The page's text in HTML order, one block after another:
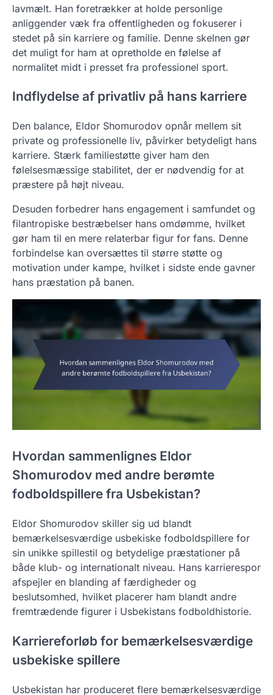
lavmælt. Han foretrækker at holde personlige
anliggender væk fra offentligheden og fokuserer i
stedet på sin karriere og familie. Denne skelnen gør
det muligt for ham at opretholde en følelse af
normalitet midt i presset fra professionel sport.
Indflydelse af privatliv på hans karriere
Den balance, Eldor Shomurodov opnår mellem sit
private og professionelle liv, påvirker betydeligt hans
karriere. Stærk familiestøtte giver ham den
følelsesmæssige stabilitet, der er nødvendig for at
præstere på højt niveau.
Desuden forbedrer hans engagement i samfundet og
filantropiske bestræbelser hans omdømme, hvilket
gør ham til en mere relaterbar figur for fans. Denne
forbindelse kan oversættes til større støtte og
motivation under kampe, hvilket i sidste ende gavner
hans præstation på banen.
Hvordan sammenlignes Eldor
Shomurodov med andre berømte
fodboldspillere fra Usbekistan?
Eldor Shomurodov skiller sig ud blandt
bemærkelsesværdige usbekiske fodboldspillere for
sin unikke spillestil og betydelige præstationer på
både klub- og internationalt niveau. Hans karrierespor
afspejler en blanding af færdigheder og
beslutsomhed, hvilket placerer ham blandt andre
fremtrædende figurer i Usbekistans fodboldhistorie.
Karriereforløb for bemærkelsesværdige
usbekiske spillere
Usbekistan har produceret flere bemærkelsesværdige